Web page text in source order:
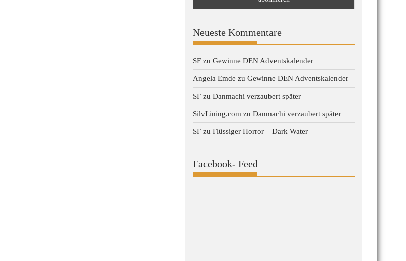
Neueste Kommentare
SF zu Gewinne DEN Adventskalender
Angela Emde zu Gewinne DEN Adventskalender
SF zu Danmachi verzaubert später
SilvLining.com zu Danmachi verzaubert später
SF zu Flüssiger Horror – Dark Water
Facebook- Feed